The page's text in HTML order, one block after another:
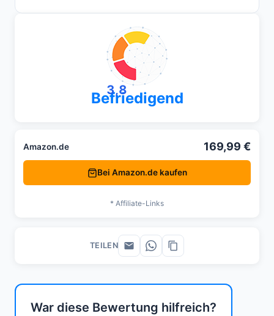
War diese Bewertung hilfreich?
3,8
Befriedigend
Amazon.de 169,99 €
Bei Amazon.de kaufen
* Affiliate-Links
TEILEN